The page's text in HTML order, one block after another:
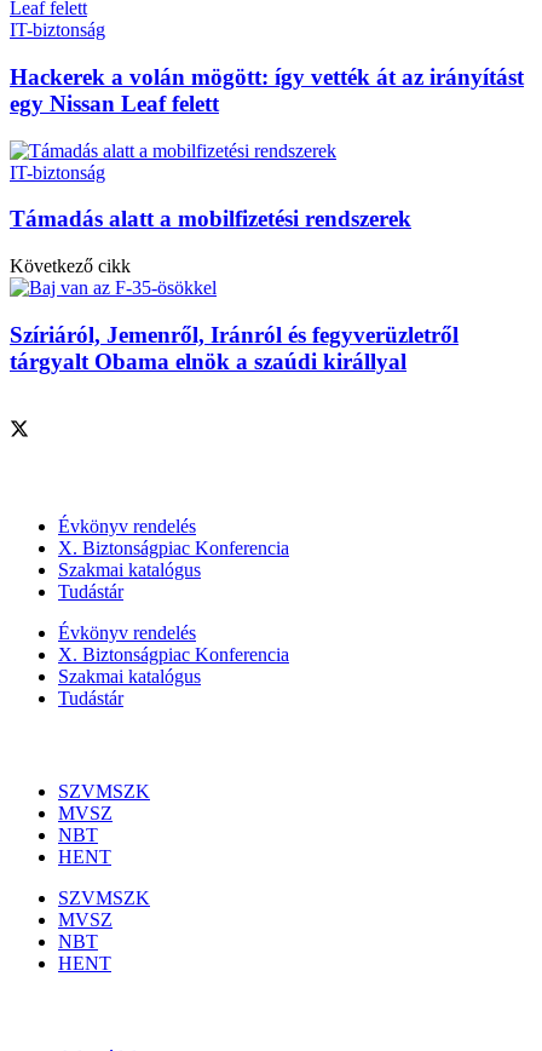
IT-biztonság
Hackerek a volán mögött: így vették át az irányítást
egy Nissan Leaf felett
IT-biztonság
Támadás alatt a mobilfizetési rendszerek
Következő cikk
Szíriáról, Jemenről, Iránról és fegyverüzletről
tárgyalt Obama elnök a szaúdi királlyal
Évkönyv rendelés
X. Biztonságpiac Konferencia
Szakmai katalógus
Tudástár
Évkönyv rendelés
X. Biztonságpiac Konferencia
Szakmai katalógus
Tudástár
SZVMSZK
MVSZ
NBT
HENT
SZVMSZK
MVSZ
NBT
HENT